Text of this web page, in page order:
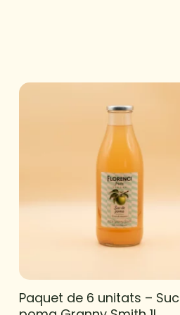
Paquet de 6 unitats – Suc